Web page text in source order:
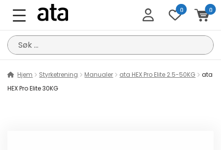
0 0
Søk
etter:
Hjem Styrketrening Manualer ata HEX Pro Elite 2.5-50KG
ata
HEX Pro Elite 30KG